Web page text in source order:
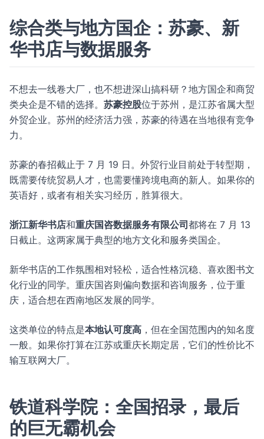
综合类与地方国企：苏豪、新
华书店与数据服务
不想去一线卷大厂，也不想进深山搞科研？地方国企和商贸
类央企是不错的选择。 苏豪控股位于苏州，是江苏省属大型
外贸企业。苏州的经济活力强，苏豪的待遇在当地很有竞争
力。
苏豪的春招截止于 7 月 19 日。外贸行业目前处于转型期，
既需要传统贸易人才，也需要懂跨境电商的新人。如果你的
英语好，或者有相关实习经历，胜算很大。
浙江新华书店和重庆国咨数据服务有限公司 都将在 7 月 13
日截止。这两家属于典型的地方文化和服务类国企。
新华书店的工作氛围相对轻松，适合性格沉稳、喜欢图书文
化行业的同学。重庆国咨则偏向数据和咨询服务，位于重
庆，适合想在西南地区发展的同学。
这类单位的特点是本地认可度高 ，但在全国范围内的知名度
一般。如果你打算在江苏或重庆长期定居，它们的性价比不
输互联网大厂。
铁道科学院：全国招录，最后
的巨无霸机会